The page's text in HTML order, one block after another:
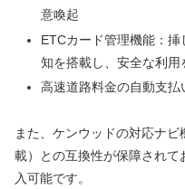
意喚起
ETCカード管理機能：
知を搭載し、安全な利用
高速道路料金の自動支
また、ケンウッドの対応ナ
載）との互換性が保障され
入可能です。